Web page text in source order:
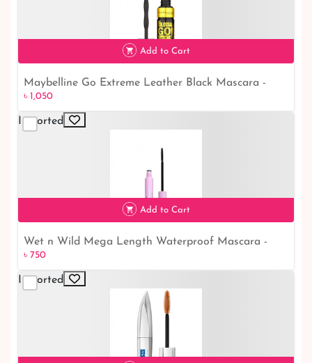
৳ 1,050
Add to Cart
Maybelline Go Extreme Leather Black Mascara -
9.5ml: Amplify Your Lashes with Intense Definition
৳ 1,050
Imported
৳ 750
Add to Cart
Wet n Wild Mega Length Waterproof Mascara -
Very Black: Long-lasting, smudge-proof lashes for a
stunning look
৳ 750
Imported